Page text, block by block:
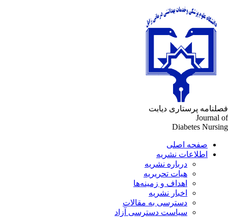
پرستاری دیابت
Journal
Diabetes
صفحه اصلی
اطلاعات نشریه
درباره نشریه
هیات تحریریه
اهداف و زمینه‌ها
اخبار نشریه
دسترسی به مقالات
سیاست دسترسی آزاد